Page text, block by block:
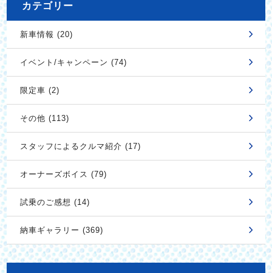
カテゴリー
新車情報 (20)
イベント/キャンペーン (74)
限定車 (2)
その他 (113)
スタッフによるクルマ紹介 (17)
オーナーズボイス (79)
試乗のご感想 (14)
納車ギャラリー (369)